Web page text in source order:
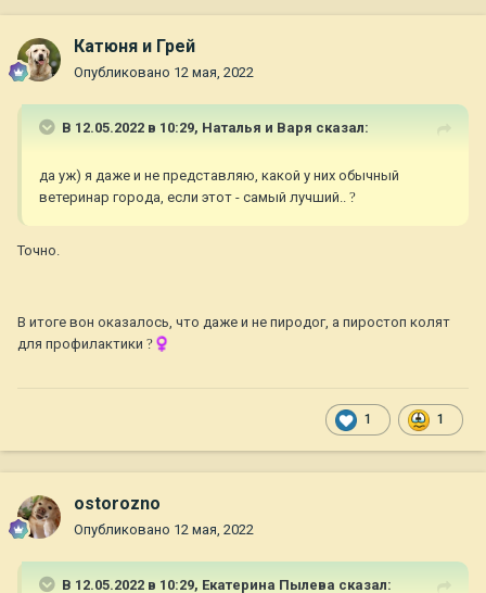
Катюня и Грей
Опубликовано 12 мая, 2022
В 12.05.2022 в 10:29, Наталья и Варя сказал:
да уж) я даже и не представляю, какой у них обычный
ветеринар города, если этот - самый лучший.. ?
Точно.
В итоге вон оказалось, что даже и не пиродог, а пиростоп колят
для профилактики ?‍♀️
1 1
ostorozno
Опубликовано 12 мая, 2022
В 12.05.2022 в 10:29, Екатерина Пылева сказал: